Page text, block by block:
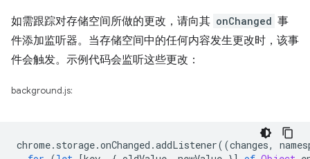
如需跟踪对存储空间所做的更改，请向其 onChanged 事
件添加监听器。当存储空间中的任何内容发生更改时，该事
件会触发。示例代码会监听这些更改：
background.js:
chrome. storage.onChanged .addListener((changes,